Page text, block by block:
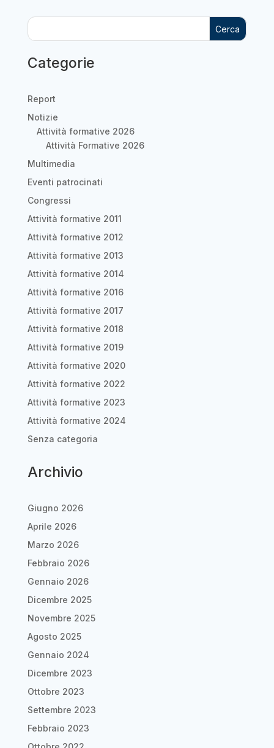
Cerca
Categorie
Report
Notizie
Attività formative 2026
Attività Formative 2026
Multimedia
Eventi patrocinati
Congressi
Attività formative 2011
Attività formative 2012
Attività formative 2013
Attività formative 2014
Attività formative 2016
Attività formative 2017
Attività formative 2018
Attività formative 2019
Attività formative 2020
Attività formative 2022
Attività formative 2023
Attività formative 2024
Senza categoria
Archivio
Giugno 2026
Aprile 2026
Marzo 2026
Febbraio 2026
Gennaio 2026
Dicembre 2025
Novembre 2025
Agosto 2025
Gennaio 2024
Dicembre 2023
Ottobre 2023
Settembre 2023
Febbraio 2023